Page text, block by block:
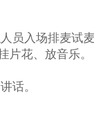
乐
曲--《中国大舞
曲--《玉满中华
曲--《红月亮》
曲--《快乐分享
曲--《万爱千恩
园
曲--《和谐大家
员入场排麦试
片花、放音乐。
话。